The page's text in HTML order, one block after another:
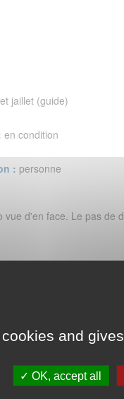
jaillet (guide)
en condition
: personne
vue d'en face. Le pas de
and
OK, accept all